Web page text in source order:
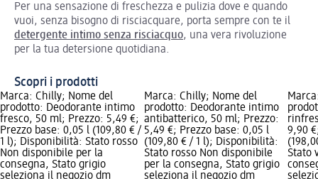
Per una sensazione di freschezza e pulizia dove e quando
vuoi, senza bisogno di risciacquare, porta sempre con te il
detergente intimo senza risciacquo, una vera rivoluzione
per la tua detersione quotidiana.
Scopri i prodotti
Marca: Chilly; Nome del
prodotto: Deodorante intimo
fresco, 50 ml; Prezzo: 5,49 €;
Prezzo base: 0,05 l (109,80 € /
1 l); Disponibilità: Stato rosso
Non disponibile per la
consegna, Stato grigio
seleziona il negozio dm
Marca: Chilly; Nome del
prodotto: Deodorante intimo
antibatterico, 50 ml; Prezzo:
5,49 €; Prezzo base: 0,05 l
(109,80 € / 1 l); Disponibilità:
Stato rosso Non disponibile
per la consegna, Stato grigio
seleziona il negozio dm
9,90
Stato